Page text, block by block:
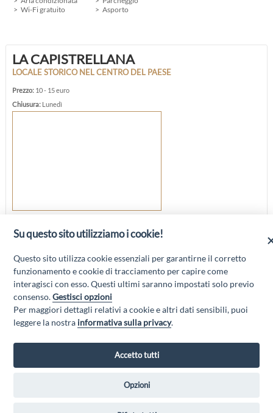
Wi-Fi gratuito
Asporto
LA CAPISTRELLANA
LOCALE STORICO NEL CENTRO DEL PAESE
Prezzo: 10 - 15 euro
Chiusura: Lunedì
Telefono:0863 530895
“Attività cofinanziate dal PSR 2014/2020 Abruzzo - mis. 19 PSL La Terra dei
M@rsi - Fondo FEASR; Sottomisura 19.2; Tipologia di intervento 19.2.1
Su questo sito utilizziamo i cookie!
Questo sito utilizza cookie essenziali per garantirne il corretto
funzionamento e cookie di tracciamento per capire come
interagisci con esso. Questi ultimi saranno impostati solo previo
consenso.Gestisci opzioni
Per maggiori dettagli relativi a cookie e altri dati sensibili, puoi
leggere la nostra informativa sulla privacy.
Accetto tutti
Opzioni